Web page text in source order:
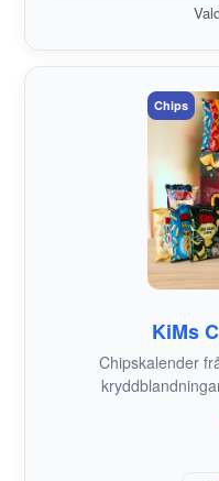
Chips
KiMs
Chipskalender